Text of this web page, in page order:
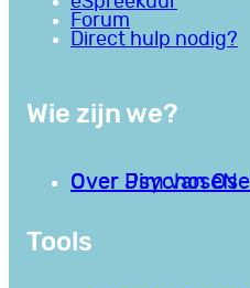
Forum
Direct hulp nodig?
Wie zijn we?
Over
Over Jim van Os
Tools